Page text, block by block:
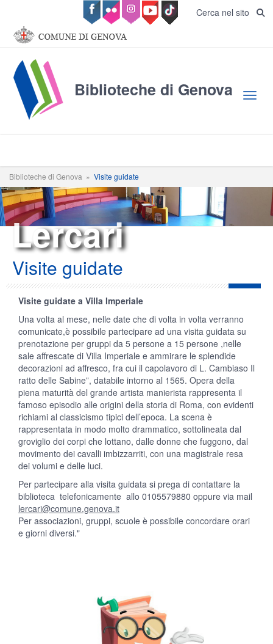
Salta al contenuto principale Cerca nel sito
Biblioteche di Genova
Biblioteche di Genova » Visite guidate
Lercari
Visite guidate
Visite guidate a Villa Imperiale
Una volta al mese, nelle date che di volta in volta verranno
comunicate,è possibile partecipare ad una visita guidata su
prenotazione per gruppi da 5 persone a 15 persone ,nelle
sale affrescate di Villa Imperiale e ammirare le splendide
decorazioni ad affresco, fra cui il capolavoro di L. Cambiaso Il
ratto delle Sabine”, databile intorno al 1565. Opera della
piena maturità del grande artista manierista rappresenta il
famoso episodio alle origini della storia di Roma, con evidenti
richiami al classicismo tipici dell’epoca. La scena è
rappresentata in modo molto drammatico, sottolineata dal
groviglio dei corpi che lottano, dalle donne che fuggono, dal
movimento dei cavalli imbizzarriti, con una magistrale resa
dei volumi e delle luci.
Per partecipare alla visita guidata si prega di contattare la
biblioteca telefonicamente allo 0105579880 oppure via mail
lercari@comune.genova.it
Per associazioni, gruppi, scuole è possibile concordare orari
e giorni diversi."